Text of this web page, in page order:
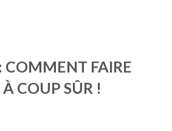
COMMENT FAIRE
COUP SÛR !